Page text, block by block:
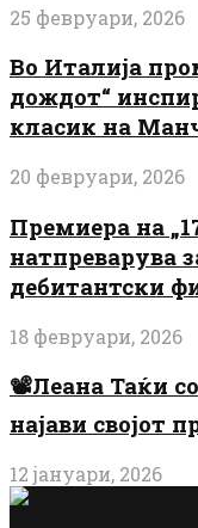
25 февруари, 2026
Во Италија
дождот“
класик на
20 февруари, 2026
Премиера на
натпреварува
дебитантски
18 февруари, 2026
📽️Леана Таќи
најави својот
12 јануари, 2026